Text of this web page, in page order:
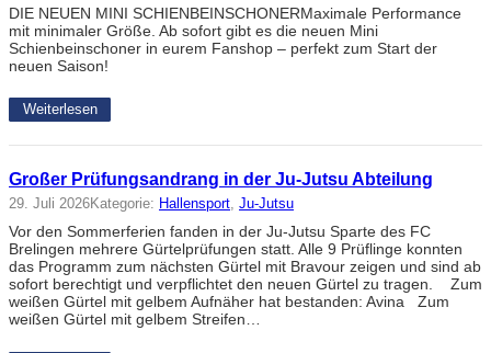
DIE NEUEN MINI SCHIENBEINSCHONERMaximale Performance
mit minimaler Größe. Ab sofort gibt es die neuen Mini
Schienbeinschoner in eurem Fanshop – perfekt zum Start der
neuen Saison!
Weiterlesen
Großer Prüfungsandrang in der Ju-Jutsu Abteilung
29. Juli 2026Kategorie: Hallensport Ju-Jutsu
Vor den Sommerferien fanden in der Ju-Jutsu Sparte des FC
Brelingen mehrere Gürtelprüfungen statt. Alle 9 Prüflinge konnten
das Programm zum nächsten Gürtel mit Bravour zeigen und sind ab
sofort berechtigt und verpflichtet den neuen Gürtel zu tragen. Zum
weißen Gürtel mit gelbem Aufnäher hat bestanden: Avina Zum
weißen Gürtel mit gelbem Streifen…